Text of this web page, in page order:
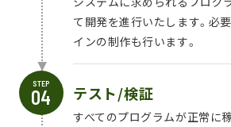
て開発を進行いたします。必
インの制作も行います。
STEP テスト/検証
すべてのプログラムが正常に